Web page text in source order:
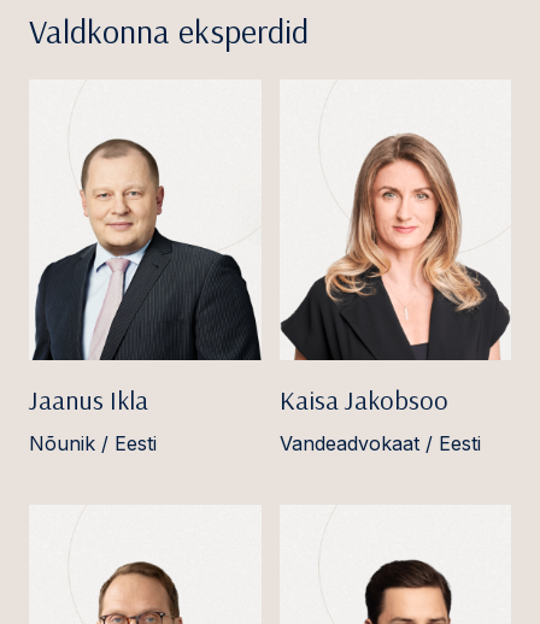
Valdkonna eksperdid
Jaanus Ikla
Nõunik / Eesti
Kaisa Jakobsoo
Vandeadvokaat / Eesti